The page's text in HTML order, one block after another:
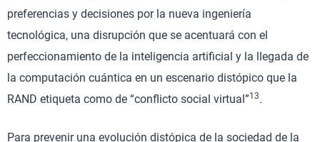
preferencias y decisiones por la nueva ingeniería
tecnológica, una disrupción que se acentuará con el
perfeccionamiento de la inteligencia artificial y la llegada de
la computación cuántica en un escenario distópico que la
RAND etiqueta como de “conflicto social virtual”13.
Para prevenir una evolución distópica de la sociedad de la